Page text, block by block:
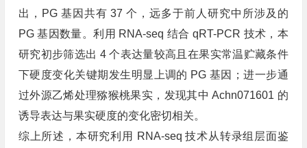
出，PG 基因共有 37 个，远多于前人研究中所涉及的
PG 基因数量。利用 RNA-seq 结合 qRT-PCR 技术，本
研究初步筛选出 4 个表达量较高且在果实常温贮藏条件
下硬度变化关键期发生明显上调的 PG 基因；进一步通
过外源乙烯处理猕猴桃果实，发现其中 Achn071601 的
诱导表达与果实硬度的变化密切相关。
综上所述，本研究利用 RNA-seq 技术从转录组层面鉴